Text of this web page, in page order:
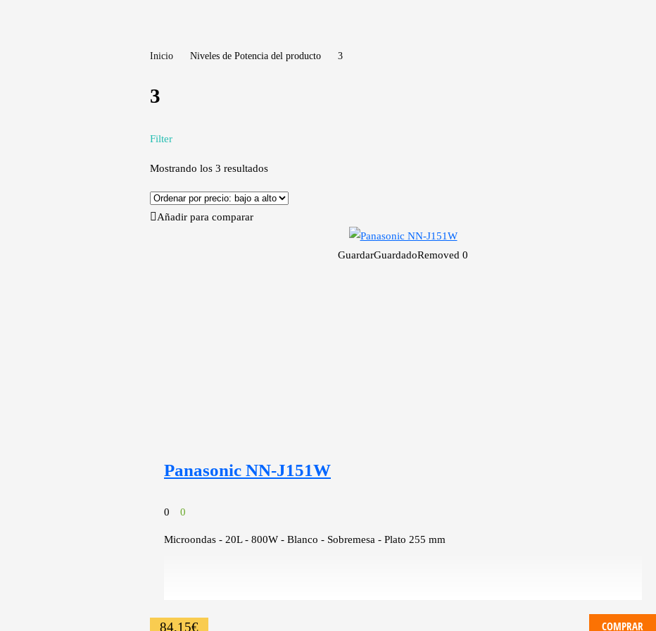
Inicio Niveles de Potencia del producto 3
3
Filter
Mostrando los 3 resultados
Añadir para comparar
GuardarGuardadoRemoved 0
Panasonic NN-J151W
0 0
Microondas - 20L - 800W - Blanco - Sobremesa - Plato 255 mm
84,15€ COMPRAR